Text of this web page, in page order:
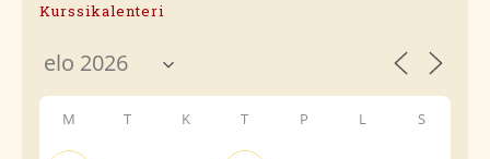
Kurssikalenteri
M T K T P L S